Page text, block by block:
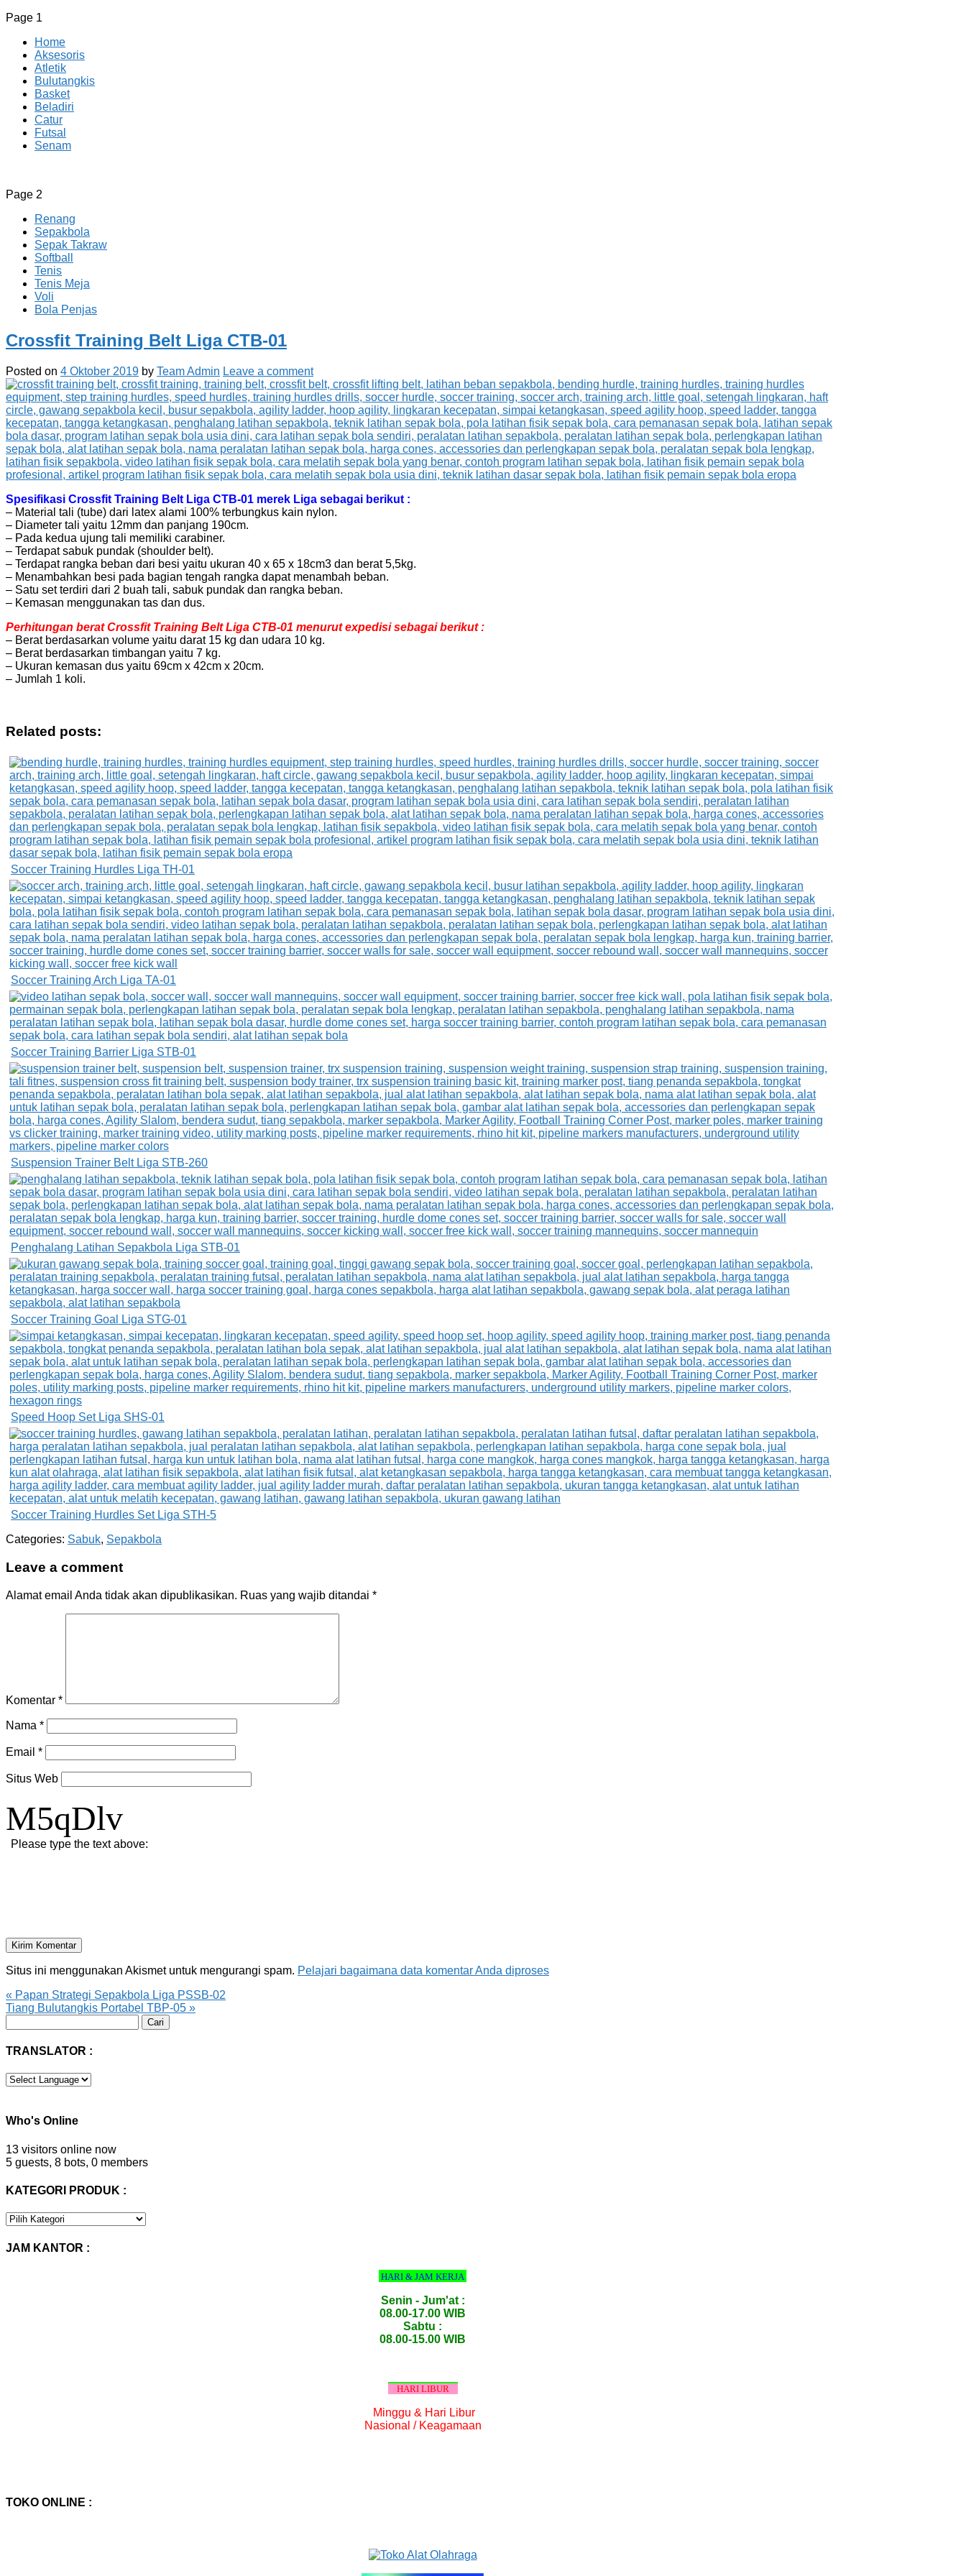
Page 1
Home
Aksesoris
Atletik
Bulutangkis
Basket
Beladiri
Catur
Futsal
Senam
CV JAYA BERSAMA Co Id
Menyediakan Semua Perlengkapan Olahraga Yang Lengkap, Berkualitas Dengan Harga Yang Murah
Page 2
Renang
Sepakbola
Sepak Takraw
Softball
Tenis
Tenis Meja
Voli
Bola Penjas
Crossfit Training Belt Liga CTB-01
Posted on 4 Oktober 2019 by Team Admin Leave a comment
Spesifikasi Crossfit Training Belt Liga CTB-01 merek Liga sebagai berikut :
– Material tali (tube) dari latex alami 100% terbungkus kain nylon.
– Diameter tali yaitu 12mm dan panjang 190cm.
– Pada kedua ujung tali memiliki carabiner.
– Terdapat sabuk pundak (shoulder belt).
– Terdapat rangka beban dari besi yaitu ukuran 40 x 65 x 18cm3 dan berat 5,5kg.
– Menambahkan besi pada bagian tengah rangka dapat menambah beban.
– Satu set terdiri dari 2 buah tali, sabuk pundak dan rangka beban.
– Kemasan menggunakan tas dan dus.
Perhitungan berat Crossfit Training Belt Liga CTB-01 menurut expedisi sebagai berikut :
– Berat berdasarkan volume yaitu darat 15 kg dan udara 10 kg.
– Berat berdasarkan timbangan yaitu 7 kg.
– Ukuran kemasan dus yaitu 69cm x 42cm x 20cm.
– Jumlah 1 koli.
Related posts:
Soccer Training Hurdles Liga TH-01
Soccer Training Arch Liga TA-01
Soccer Training Barrier Liga STB-01
Suspension Trainer Belt Liga STB-260
Penghalang Latihan Sepakbola Liga STB-01
Soccer Training Goal Liga STG-01
Speed Hoop Set Liga SHS-01
Soccer Training Hurdles Set Liga STH-5
Categories: Sabuk, Sepakbola
Leave a comment
Alamat email Anda tidak akan dipublikasikan. Ruas yang wajib ditandai *
Komentar *
Nama *
Email *
Situs Web
M5qDlv
Please type the text above:
Situs ini menggunakan Akismet untuk mengurangi spam. Pelajari bagaimana data komentar Anda diproses
« Papan Strategi Sepakbola Liga PSSB-02
Tiang Bulutangkis Portabel TBP-05 »
untuk:
TRANSLATOR :
Who's Online
13 visitors online now
5 guests, 8 bots, 0 members
KATEGORI PRODUK :
KATEGORI
JAM KANTOR :
HARI & JAM KERJA
Senin - Jum'at :
08.00-17.00 WIB
Sabtu :
08.00-15.00 WIB
HARI LIBUR
Minggu & Hari Libur
Nasional / Keagamaan
TOKO ONLINE :